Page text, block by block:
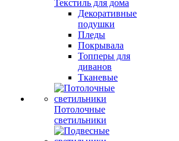
Текстиль для дома
Декоративные
подушки
Пледы
Покрывала
Топперы для
диванов
Тканевые
Потолочные
светильники